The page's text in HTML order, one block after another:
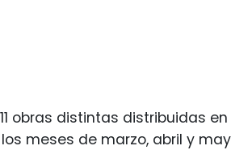
obras distintas distribuidas
meses de marzo, abril y